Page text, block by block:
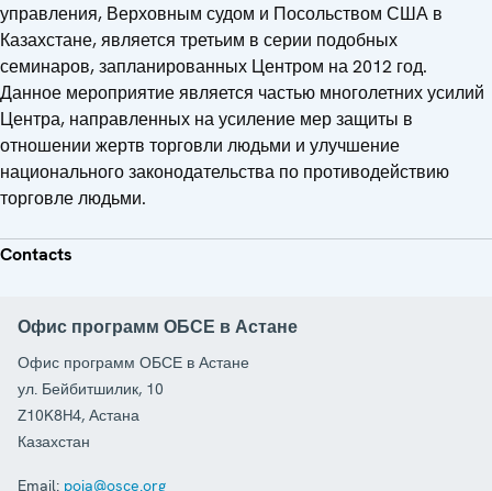
управления, Верховным судом и Посольством США в
Казахстане, является третьим в серии подобных
семинаров, запланированных Центром на 2012 год.
Данное мероприятие является частью многолетних усилий
Центра, направленных на усиление мер защиты в
отношении жертв торговли людьми и улучшение
национального законодательства по противодействию
торговле людьми.
Contacts
Офис программ ОБСЕ в Астане
Офис программ ОБСЕ в Астане
ул. Бейбитшилик, 10
Z10K8H4, Астана
Казахстан
Email: poia@osce.org